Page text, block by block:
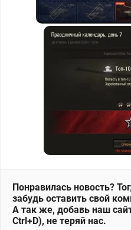
Понравилась новость?
забудь оставить свой
А так же, добавь наш
Ctrl+D), не теряй нас.